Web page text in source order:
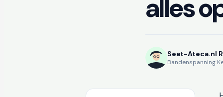
alles
Seat-Ateca.nl
Bandenspanning